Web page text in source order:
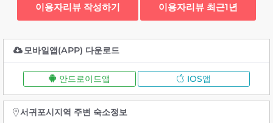
이용자리뷰 작성하기 이용자리뷰 최근1년
모바일앱(APP) 다운로드
안드로이드앱 IOS앱
서귀포시지역 주변 숙소정보